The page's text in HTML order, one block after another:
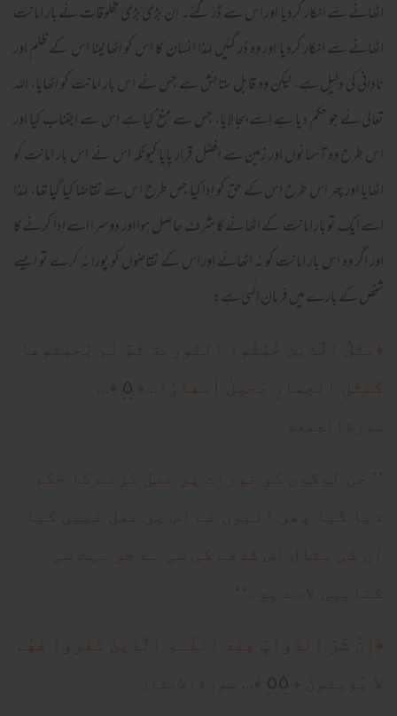
اٹھانے سے انکار کردیا اور اس سے ڈر گئے۔ ان بڑی بڑی مخلوقات نے بار امانت
اٹھانے سے انکار کردیا اور وہ ڈر گئیں لہٰذا انسان کا اس کو اٹھا لینا اس کے ظلم اور
نادانی کی دلیل ہے، لیکن وہ قابل ستائش ہے جس نے اس بار امانت کو اٹھایا، اللہ
تعالیٰ نے جو حکم دیا ہے اسے بجا لایا، جس سے منع کیا ہے اس سے اجتناب کیا اور
اس طرح وہ آسمانوں اور زمین سے افضل قرار پایا کیونکہ اس نے اس بار امانت کو
اٹھایا اور پھر اس طرح اس کے حق کو ادا کیا جس طرح اس سے تقاضا کیا گیا تھا، لہٰذا
اسے ایک تو بارِ امانت کے اٹھانے کا شرف حاصل ہوا اور دوسرا اسے ادا کرنے کا
اور اگر وہ اس بار امانت کو نہ اٹھائے اور اس کے تقاضوں کو پورا نہ کرے تو ایسے
شخص کے بارے میں فرمان الٰہی ہے:
﴿ مَثَلُ الَّذينَ حُمِّلُوا التَّور‌ىٰةَ ثُمَّ لَم يَحمِلوها
كَمَثَلِ الحِمارِ‌ يَحمِلُ أَسفارً‌ا
... ﴿ ٥ ﴾...
سورةالجمعة
’’ جن لوگوں کو تورات پر عمل کرنے کا حکم
دیا گیا پھر انہوں نے اس پر عمل نہیں کیا
ان کی مثال اس گدھے کی سی ہے جو بہت سی
کتابیں لادے ہو۔‘‘
﴿
إِنَّ شَرَّ‌ الدَّوابِّ عِندَ اللَّـهِ الَّذينَ كَفَر‌وا فَهُم
لا يُؤمِنونَ ﴿ ٥٥ ﴾... سورةالانفال